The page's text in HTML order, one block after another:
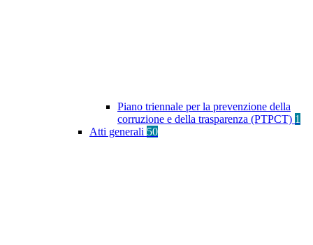
Piano triennale per la prevenzione della
corruzione e della trasparenza (PTPCT) 1
Atti generali 50